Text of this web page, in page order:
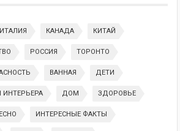
ИТАЛИЯ КАНАДА КИТАЙ
РОССИЯ ТОРОНТО
ВАННАЯ ДЕТИ
ИНТЕРЬЕРА ДОМ ЗДОРОВЬЕ
ИНТЕРЕСНЫЕ ФАКТЫ